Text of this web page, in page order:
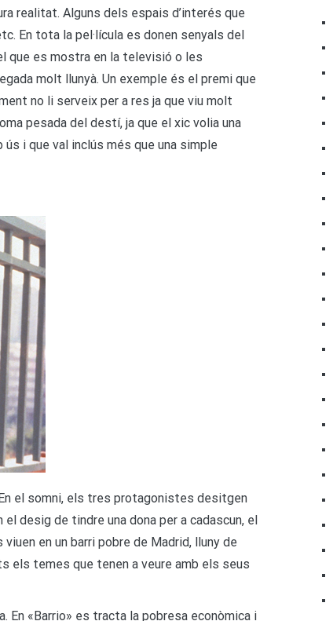
realitat. Alguns dels espais d’interés que
En tota la pel·lícula es donen senyals del
que es mostra en la televisió o les
molt llunyà. Un exemple és el premi que
no li serveix per a res ja que viu molt
pesada del destí, ja que el xic volia una
ús i que val inclús més que una simple
el somni, els tres protagonistes desitgen
desig de tindre una dona per a cadascun, el
en un barri pobre de Madrid, lluny de
els temes que tenen a veure amb els seus
En «Barrio» es tracta la pobresa econòmica i